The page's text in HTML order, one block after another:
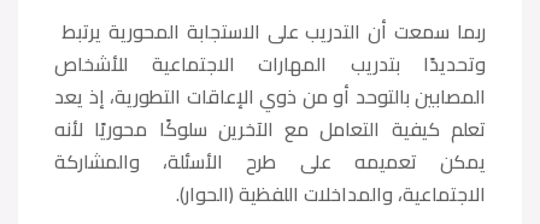
ربما سمعت أن التدريب على الاستجابة المحورية يرتبط
وتحديدًا بتدريب المهارات الاجتماعية للأشخاص
المصابين بالتوحد أو من ذوي الإعاقات التطورية، إذ يعد
تعلم كيفية التعامل مع الآخرين سلوكًا محوريًا لأنه
يمكن تعميمه على طرح الأسئلة، والمشاركة
الاجتماعية، والمداخلات اللفظية (الحوار).